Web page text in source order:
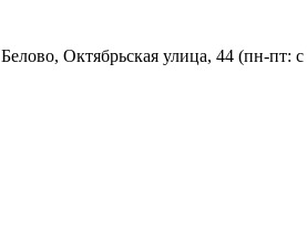
Белово, Октябрьская улица, 44 (пн-пт: с